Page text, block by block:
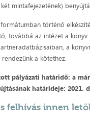
mintafejezetének)
történő
továbbá az intézet a
a
a kötethez.
pályázati határidő: a
határideje: 2021.
felhívás innen